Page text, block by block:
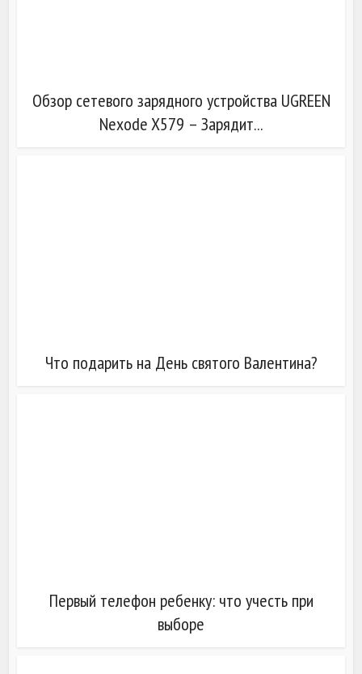
Обзор сетевого зарядного устройства UGREEN
Nexode X579 – Зарядит...
Что подарить на День святого Валентина?
Первый телефон ребенку: что учесть при
выборе